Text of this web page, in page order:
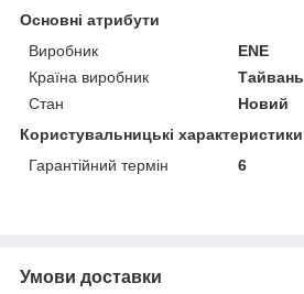
Основні атрибути
Виробник
ENE
Країна виробник
Тайвань
Стан
Новий
Користувальницькі характеристики
Гарантійний термін
6
Умови доставки